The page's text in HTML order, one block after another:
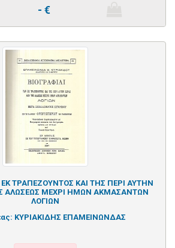
- €
ΕΚ ΤΡΑΠΕΖΟΥΝΤΟΣ ΚΑΙ ΤΗΣ ΠΕΡΙ ΑΥΤΗΝ
ΑΛΩΣΕΩΣ ΜΕΧΡΙ ΗΜΩΝ ΑΚΜΑΣΑΝΤΩΝ
ΛΟΓΙΩΝ
ΚΥΡΙΑΚΙΔΗΣ ΕΠΑΜΕΙΝΩΝΔΑΣ